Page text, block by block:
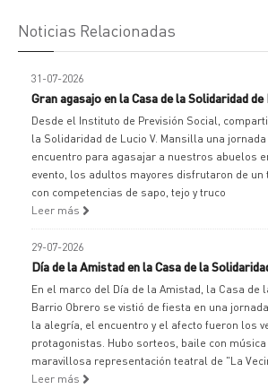
Noticias Relacionadas
31-07-2026
Gran agasajo en la Casa de la Solidaridad
Desde el Instituto de Previsión Social,
la Solidaridad de Lucio V. Mansilla una
encuentro para agasajar a nuestros abuelos
evento, los adultos mayores disfrutaron de un
con competencias de sapo, tejo y truco
Leer más
29-07-2026
Día de la Amistad en la Casa de la
En el marco del Día de la Amistad, la Casa de
Barrio Obrero se vistió de fiesta en una
la alegría, el encuentro y el afecto fueron los
protagonistas. Hubo sorteos, baile con música
maravillosa representación teatral de "La
Leer más